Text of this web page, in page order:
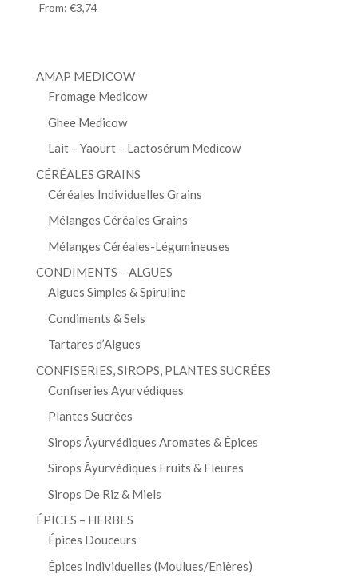
From: €3,74
AMAP MEDICOW
Fromage Medicow
Ghee Medicow
Lait – Yaourt – Lactosérum Medicow
CÉRÉALES GRAINS
Céréales Individuelles Grains
Mélanges Céréales Grains
Mélanges Céréales-Légumineuses
CONDIMENTS – ALGUES
Algues Simples & Spiruline
Condiments & Sels
Tartares d’Algues
CONFISERIES, SIROPS, PLANTES SUCRÉES
Confiseries Āyurvédiques
Plantes Sucrées
Sirops Āyurvédiques Aromates & Épices
Sirops Āyurvédiques Fruits & Fleures
Sirops De Riz & Miels
ÉPICES – HERBES
Épices Douceurs
Épices Individuelles (Moulues/Enières)